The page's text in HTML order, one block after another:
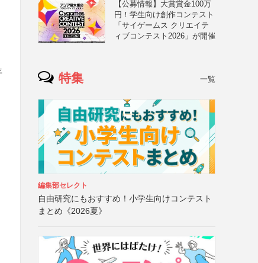
【公募情報】大賞賞金100万
円！学生向け創作コンテスト
「サイゲームス クリエイテ
ィブコンテスト2026」が開催
特集 一覧
編集部セレクト
自由研究にもおすすめ！小学生向けコンテスト
まとめ《2026夏》